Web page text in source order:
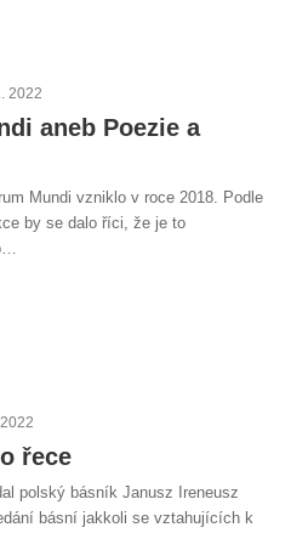
2022
aneb Poezie a
Mundi vzniklo v roce 2018. Podle
by se dalo říci, že je to
řece
polský básník Janusz Ireneusz
básní jakkoli se vztahujících k